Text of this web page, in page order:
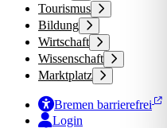
Tourismus
Bildung
Wirtschaft
Wissenschaft
Marktplatz
Bremen barrierefrei
Login